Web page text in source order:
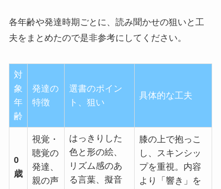
各年齢や発達時期ごとに、読み聞かせの狙いと工
夫をまとめたので是非参考にしてください。
対
象
年
齢
発達の
特徴
選書のポイン
ト、狙い
具体的な工夫
0
歳
視覚・
聴覚の
発達、
親の声
はっきりした
色と形の絵、
リズム感のあ
る言葉、擬音
膝の上で抱っこ
し、スキンシッ
プを重視。内容
より「響き」を